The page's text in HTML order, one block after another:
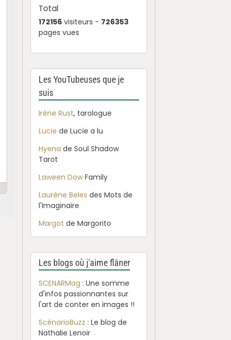
Total
172156 visiteurs - 726353
pages vues
Les YouTubeuses que je
suis
Irène Rust, tarologue
Luciede Lucie a lu
Hyena de Soul Shadow
Tarot
Laween DowFamily
Laurène Beles des Mots de
l'Imaginaire
Margot de Margorito
Les blogs où j'aime flâner
SCENARMag : Une somme
d'infos passionnantes sur
l'art de conter en images !!
ScénarioBuzz : Le blog de
Nathalie Lenoir